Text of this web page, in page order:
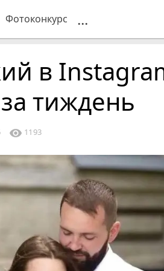
Фотоконкурс ...
в
тиждень
visibility 1193